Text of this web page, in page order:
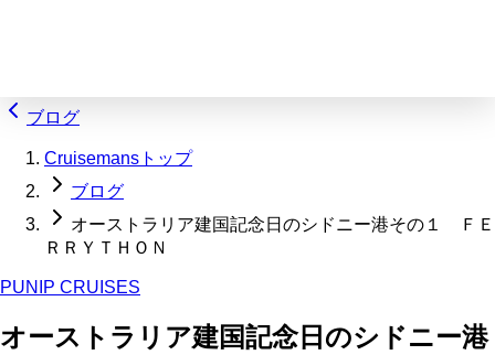
ブログ
Cruisemansトップ
ブログ
オーストラリア建国記念日のシドニー港その１ ＦＥ
ＲＲＹＴＨＯＮ
PUNIP CRUISES
オーストラリア建国記念日のシドニー港